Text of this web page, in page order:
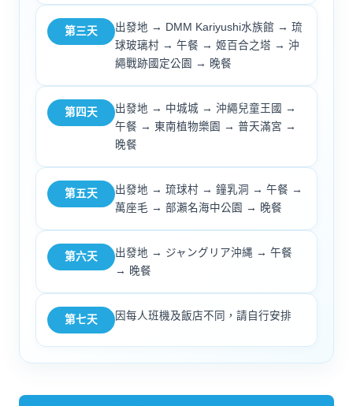
第三天
出發地 → DMM Kariyushi水族館 → 琉
球玻璃村 → 午餐 → 姬百合之塔 → 沖
繩戰跡國定公園 → 晚餐
第四天
出發地 → 中城城 → 沖繩兒童王國 →
午餐 → 東南植物樂園 → 普天滿宮 →
晚餐
第五天
出發地 → 琉球村 → 鐘乳洞 → 午餐 →
萬座毛 → 部瀨名海中公園 → 晚餐
第六天
出發地 → ジャングリア沖縄 → 午餐
→ 晚餐
第七天 因每人班機及飯店不同，請自行安排